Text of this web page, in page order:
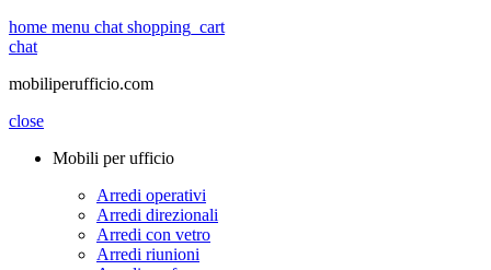
home menu chat shopping_cart
chat
mobiliperufficio.com
close
Mobili per ufficio
Arredi operativi
Arredi direzionali
Arredi con vetro
Arredi riunioni